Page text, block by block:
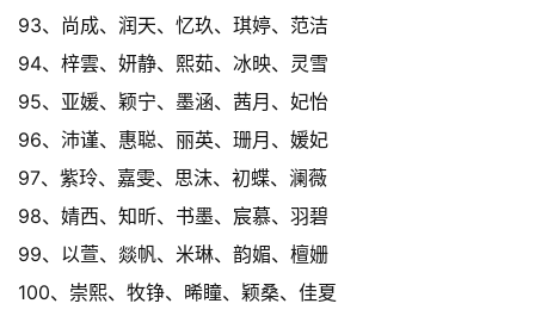
93、尚成、润天、忆玖、琪婷、范洁
94、梓雲、妍静、熙茹、冰映、灵雪
95、亚媛、颖宁、墨涵、茜月、妃怡
96、沛谨、惠聪、丽英、珊月、媛妃
97、紫玲、嘉雯、思沫、初蝶、澜薇
98、婧西、知昕、书墨、宸慕、羽碧
99、以萱、燚帆、米琳、韵媚、檀姗
100、崇熙、牧铮、晞瞳、颖桑、佳夏